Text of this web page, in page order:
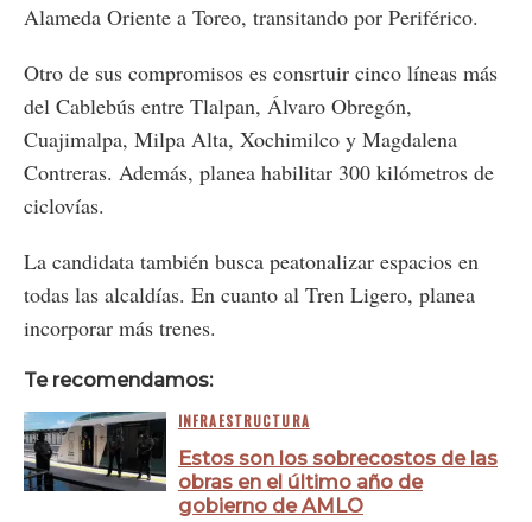
Alameda Oriente a Toreo, transitando por Periférico.
Otro de sus compromisos es consrtuir cinco líneas más
del Cablebús entre Tlalpan, Álvaro Obregón,
Cuajimalpa, Milpa Alta, Xochimilco y Magdalena
Contreras. Además, planea habilitar 300 kilómetros de
ciclovías.
La candidata también busca peatonalizar espacios en
todas las alcaldías. En cuanto al Tren Ligero, planea
incorporar más trenes.
Te recomendamos:
INFRAESTRUCTURA
Estos son los sobrecostos de las
obras en el último año de
gobierno de AMLO